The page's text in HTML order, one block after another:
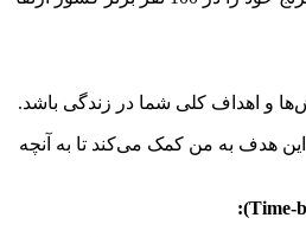
اهداف کلی شما در زندگی باشد.
به من کمک می‌کند تا به آنچه
):